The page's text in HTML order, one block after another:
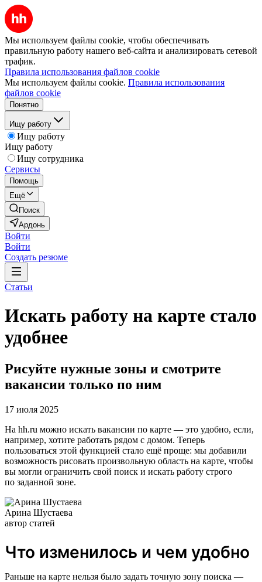
Мы используем файлы cookie, чтобы обеспечивать
правильную работу нашего веб-сайта и анализировать сетевой
трафик.
Правила использования файлов cookie
Мы используем файлы cookie. Правила использования
файлов cookie
Понятно
Ищу работу
Ищу работу
Ищу работу
Ищу сотрудника
Сервисы
Помощь
Ещё
Поиск
Ардонь
Войти
Войти
Создать резюме
Статьи
Искать работу на карте стало
удобнее
Рисуйте нужные зоны и смотрите
вакансии только по ним
17 июля 2025
На hh.ru можно искать вакансии по карте — это удобно, если,
например, хотите работать рядом с домом. Теперь
пользоваться этой функцией стало ещё проще: мы добавили
возможность рисовать произвольную область на карте, чтобы
вы могли ограничить свой поиск и искать работу строго
по заданной зоне.
Арина Шустаева
автор статей
Что изменилось и чем удобно
Раньше на карте нельзя было задать точную зону поиска —